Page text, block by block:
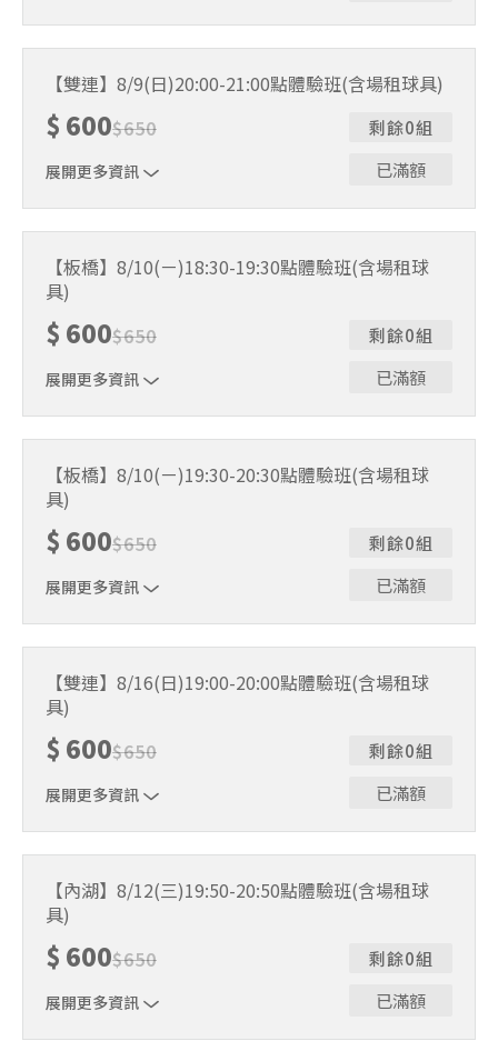
制。歡迎邀請親友一同報名參加，享受團體運動樂趣！ 如
人數未達開班門檻，或因天候不佳無法如期舉行，POA將視
情況安排延期或併班處理。 ⚠️ 報名完成後，如因天候因素
無法上課，僅提供課程延期選項，恕不退費，請參閱【報名
與課程異動規則】。報名後視為您已同意上述規則。
【雙連】8/9(日)20:00-21:00點體驗班(含場租球具)
$ 600$650
展開更多資訊
剩餘0組
已滿額
制。歡迎邀請親友一同報名參加，享受團體運動樂趣！ 如
人數未達開班門檻，或因天候不佳無法如期舉行，POA將視
情況安排延期或併班處理。 ⚠️ 報名完成後，如因天候因素
無法上課，僅提供課程延期選項，恕不退費，請參閱【報名
與課程異動規則】。報名後視為您已同意上述規則。
【板橋】8/10(ㄧ)18:30-19:30點體驗班(含場租球
具)
$ 600$650
展開更多資訊
剩餘0組
已滿額
制。歡迎邀請親友一同報名參加，享受團體運動樂趣！ 如
人數未達開班門檻，或因天候不佳無法如期舉行，POA將視
情況安排延期或併班處理。 ⚠️ 報名完成後，如因天候因素
無法上課，僅提供課程延期選項，恕不退費，請參閱【報名
與課程異動規則】。報名後視為您已同意上述規則。
【板橋】8/10(ㄧ)19:30-20:30點體驗班(含場租球
具)
$ 600$650
展開更多資訊
剩餘0組
已滿額
制。歡迎邀請親友一同報名參加，享受團體運動樂趣！ 如
人數未達開班門檻，或因天候不佳無法如期舉行，POA將視
情況安排延期或併班處理。 ⚠️ 報名完成後，如因天候因素
無法上課，僅提供課程延期選項，恕不退費，請參閱【報名
與課程異動規則】。報名後視為您已同意上述規則。
【雙連】8/16(日)19:00-20:00點體驗班(含場租球
具)
$ 600$650
展開更多資訊
剩餘0組
已滿額
制。歡迎邀請親友一同報名參加，享受團體運動樂趣！ 如
人數未達開班門檻，或因天候不佳無法如期舉行，POA將視
情況安排延期或併班處理。 ⚠️ 報名完成後，如因天候因素
無法上課，僅提供課程延期選項，恕不退費，請參閱【報名
與課程異動規則】。報名後視為您已同意上述規則。
【內湖】8/12(三)19:50-20:50點體驗班(含場租球
具)
$ 600$650
展開更多資訊
剩餘0組
已滿額